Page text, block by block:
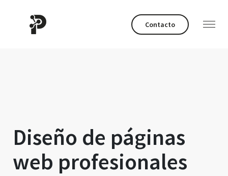
Contacto
Diseño de páginas
web profesionales